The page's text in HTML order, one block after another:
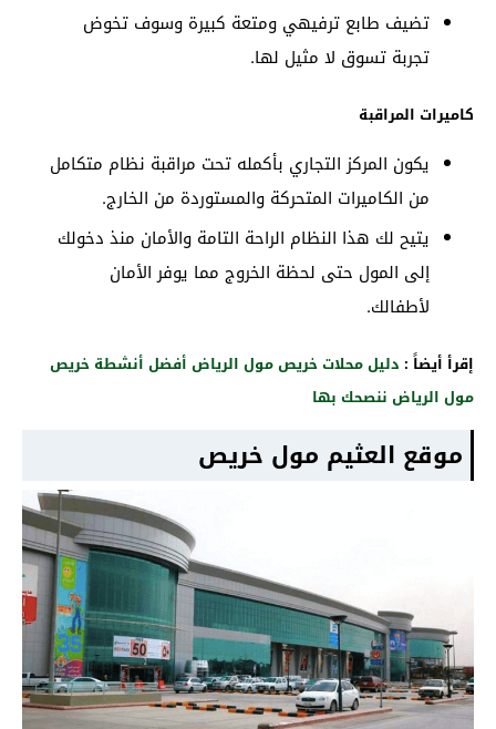
تضيف طابع ترفيهي ومتعة كبيرة وسوف تخوض
تجربة تسوق لا مثيل لها.
كاميرات المراقبة
يكون المركز التجاري بأكمله تحت مراقبة نظام متكامل
من الكاميرات المتحركة والمستوردة من الخارج.
يتيح لك هذا النظام الراحة التامة والأمان منذ دخولك
إلى المول حتى لحظة الخروج مما يوفر الأمان
لأطفالك.
إقرأ أيضاً : دليل محلات خريص مول الرياض أفضل أنشطة خريص
مول الرياض ننصحك بها
موقع العثيم مول خريص